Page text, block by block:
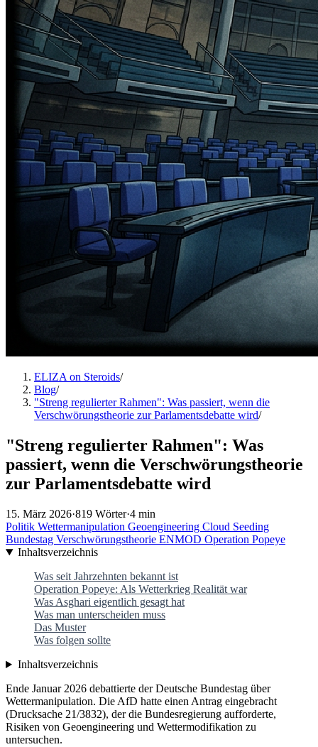
ELIZA on Steroids/
Blog/
"Streng regulierter Rahmen": Was passiert, wenn die
Verschwörungstheorie zur Parlamentsdebatte wird/
"Streng regulierter Rahmen": Was
passiert, wenn die Verschwörungstheorie
zur Parlamentsdebatte wird
15. März 2026·819 Wörter·4 min
Politik Wettermanipulation Geoengineering Cloud Seeding
Bundestag Verschwörungstheorie ENMOD Operation Popeye
Inhaltsverzeichnis
Was seit Jahrzehnten bekannt ist
Operation Popeye: Als Wetterkrieg Realität war
Was Asghari eigentlich gesagt hat
Was man unterscheiden muss
Das Muster
Was folgen sollte
Inhaltsverzeichnis
Ende Januar 2026 debattierte der Deutsche Bundestag über
Wettermanipulation. Die AfD hatte einen Antrag eingebracht
(Drucksache 21/3832), der die Bundesregierung aufforderte,
Risiken von Geoengineering und Wettermodifikation zu
untersuchen.